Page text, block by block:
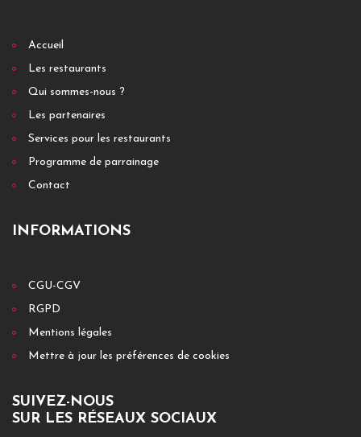
Accueil
Les restaurants
Qui sommes-nous ?
Les partenaires
Services pour les restaurants
Programme de parrainage
Contact
INFORMATIONS
CGU-CGV
RGPD
Mentions légales
Mettre à jour les préférences de cookies
SUIVEZ-NOUS
SUR LES RÉSEAUX SOCIAUX